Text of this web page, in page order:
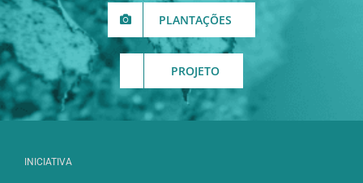
PLANTAÇÕES
PROJETO
INICIATIVA